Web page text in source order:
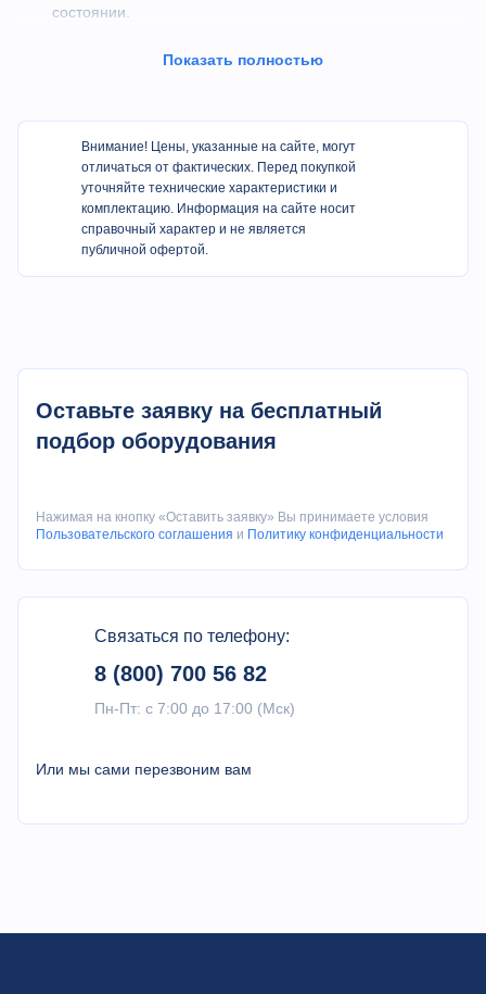
состоянии.
Особенности
1. ХФУ без охлаждения
2. ЖК-дисплей, английский интерфейс
3. Большое открытие конденсатора, конденсатор с функцией
предварительного замораживания
4. Низкий уровень шума компрессора, хорошая
7. Полка и поднос из нержавеющей стали, расстояние между
8. Небольшой объем, легкая и удобная в использовании
9. Азотный клапан не является обязательным
12. Каскадное охлаждение не является обязательным,
Показать полностью
Внимание! Цены, указанные на сайте, могут
отличаться от фактических. Перед покупкой
уточняйте технические характеристики и
комплектацию. Информация на сайте носит
справочный характер и не является
публичной офертой.
Оставьте заявку на бесплатный
подбор оборудования
Нажимая на кнопку «Оставить заявку» Вы принимаете условия
Пользовательского соглашения и Политику конфиденциальности
Связаться по телефону:
8 (800) 700 56 82
Пн-Пт: с 7:00 до 17:00 (Мск)
Или мы сами перезвоним вам